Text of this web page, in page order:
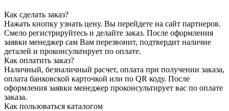
Как сделать заказ?
Нажать кнопку узнать цену. Вы перейдете на сайт партнеров.
Смело регистрируйтесь и делайте заказ. После оформления
заявки менеджер сам Вам перезвонит, подтвердит наличие
деталей и проконсультирует по оплате.
Как оплатить заказ?
Наличный, безналичный расчет, оплата при получении заказа,
оплата банковской карточкой или по QR коду. После
оформления заявки менеджер проконсультирует вас по оплате
заказа.
Как пользоваться каталогом